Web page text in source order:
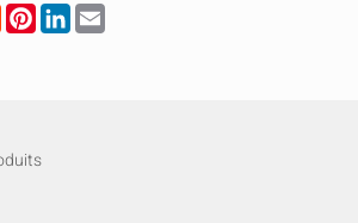
RedditPinterest
LinkedIn